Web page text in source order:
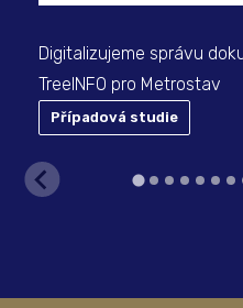
Digitalizujeme správu
TreeINFO pro Metrostav
Případová studie